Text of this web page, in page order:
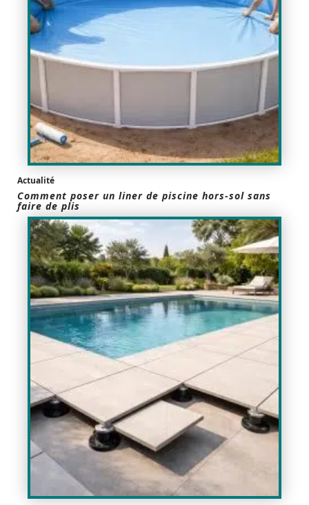
Actualité
Comment poser un liner de piscine hors-sol sans
faire de plis